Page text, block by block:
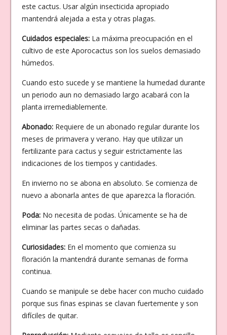
este cactus. Usar algún insecticida apropiado
mantendrá alejada a esta y otras plagas.
Cuidados especiales:La máxima preocupación en el
cultivo de este Aporocactus son los suelos demasiado
húmedos.
Cuando esto sucede y se mantiene la humedad durante
un periodo aun no demasiado largo acabará con la
planta irremediablemente.
Abonado:Requiere de un abonado regular durante los
meses de primavera y verano. Hay que utilizar un
fertilizante para cactus y seguir estrictamente las
indicaciones de los tiempos y cantidades.
En invierno no se abona en absoluto. Se comienza de
nuevo a abonarla antes de que aparezca la floración.
Poda:No necesita de podas. Únicamente se ha de
eliminar las partes secas o dañadas.
Curiosidades:En el momento que comienza su
floración la mantendrá durante semanas de forma
continua.
Cuando se manipule se debe hacer con mucho cuidado
porque sus finas espinas se clavan fuertemente y son
difíciles de quitar.